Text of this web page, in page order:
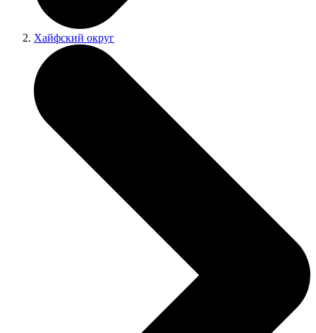
Хайфский округ